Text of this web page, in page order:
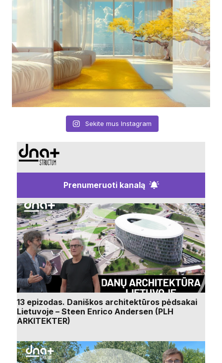
Sekite mus Instagram
Prenumeruoti kanalą
13 epizodas. Daniškos architektūros pėdsakai
Lietuvoje – Steen Enrico Andersen (PLH
ARKITEKTER)